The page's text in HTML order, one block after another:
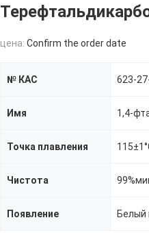
цена: Confirm the order date
№ КАС 623-
Имя 1,4-
Точка плавления
Чистота
Появление Белый